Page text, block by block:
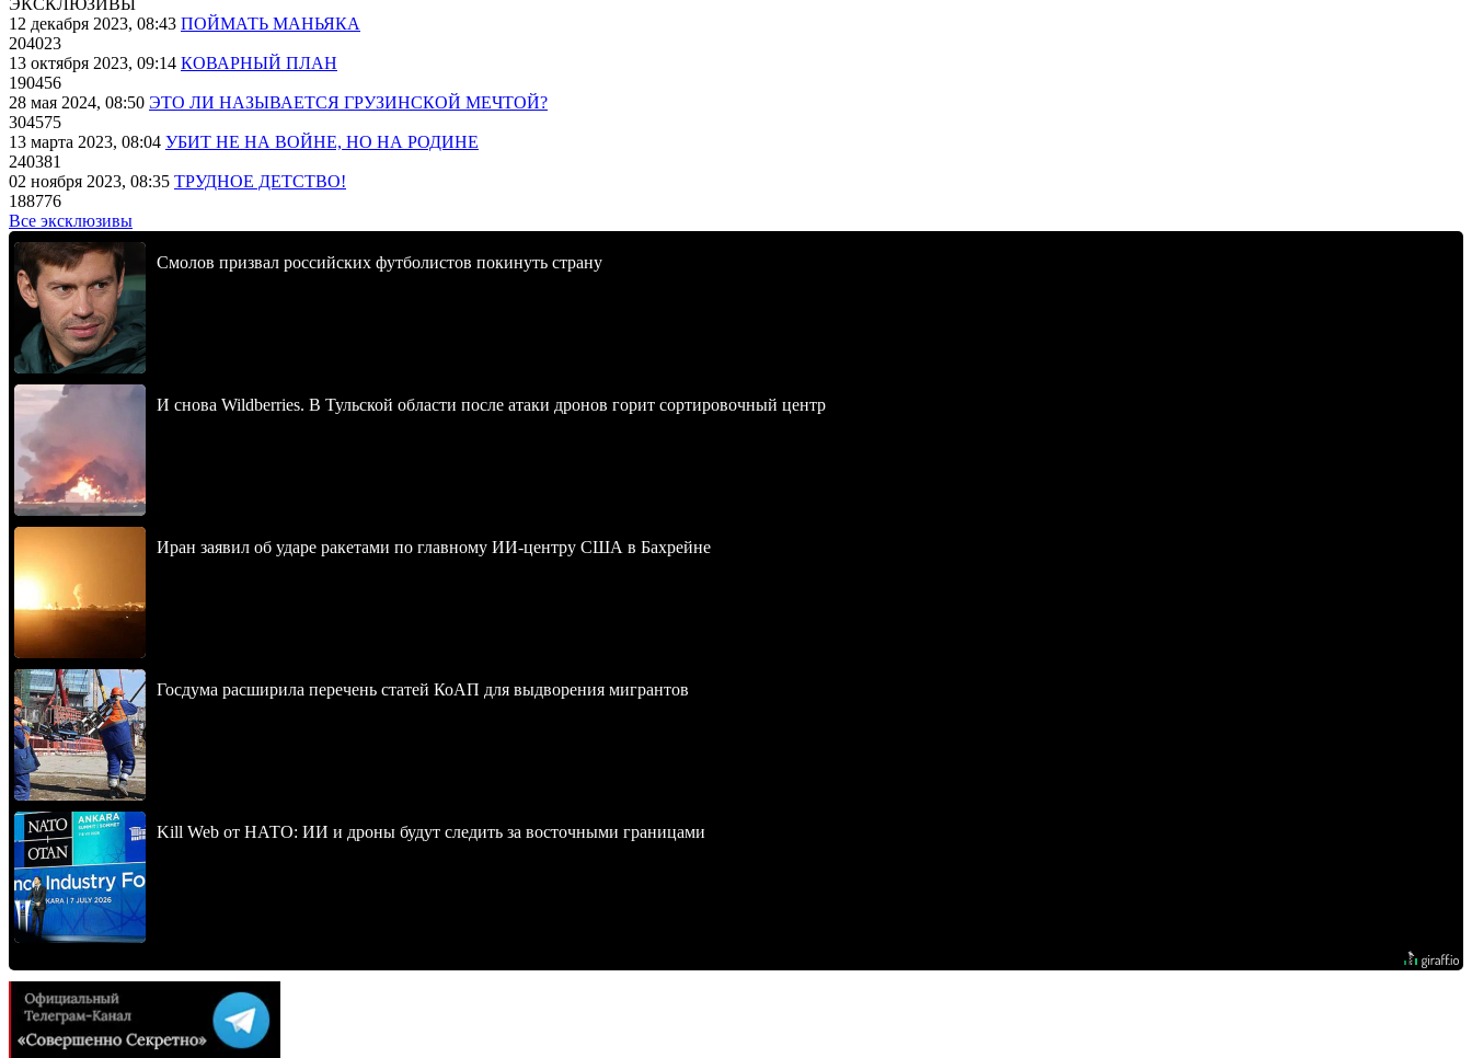
ЭКСКЛЮЗИВЫ
12 декабря 2023, 08:43 ПОЙМАТЬ МАНЬЯКА
204023
13 октября 2023, 09:14 КОВАРНЫЙ ПЛАН
190456
28 мая 2024, 08:50 ЭТО ЛИ НАЗЫВАЕТСЯ ГРУЗИНСКОЙ МЕЧТОЙ?
304575
13 марта 2023, 08:04 УБИТ НЕ НА ВОЙНЕ, НО НА РОДИНЕ
240381
02 ноября 2023, 08:35 ТРУДНОЕ ДЕТСТВО!
188776
Все эксклюзивы
Смолов призвал российских футболистов покинуть страну
И снова Wildberries. В Тульской области после атаки дронов горит сортировочный центр
Иран заявил об ударе ракетами по главному ИИ-центру США в Бахрейне
Госдума расширила перечень статей КоАП для выдворения мигрантов
Kill Web от НАТО: ИИ и дроны будут следить за восточными границами